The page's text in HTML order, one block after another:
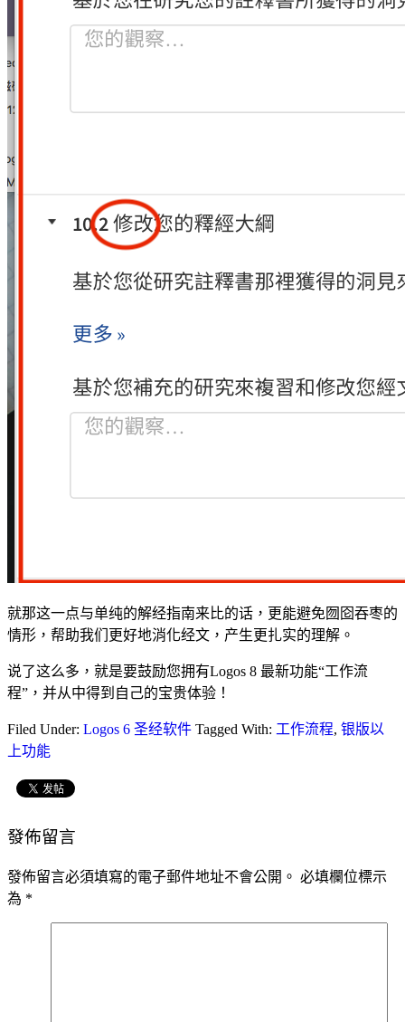
就那这一点与单纯的解经指南来比的话，更能避免囫囵吞枣的
情形，帮助我们更好地消化经文，产生更扎实的理解。
说了这么多，就是要鼓励您拥有Logos 8 最新功能“工作流
程”，并从中得到自己的宝贵体验！
Filed Under: Logos 6 圣经软件 Tagged With: 工作流程, 银版以
上功能
發佈留言
發佈留言必須填寫的電子郵件地址不會公開。 必填欄位標示
為 *